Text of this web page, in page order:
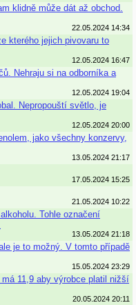
klidně může dát až obchod.
22.05.2024 14:34
kterého jejich pivovaru to
12.05.2024 16:47
Nehraju si na odborníka a
12.05.2024 19:04
Nepropouští světlo, je
12.05.2024 20:00
jako všechny konzervy,
13.05.2024 21:17
17.05.2024 15:25
21.05.2024 10:22
Tohle označení
13.05.2024 21:18
je to možný. V tomto případě
15.05.2024 23:29
11,9 aby výrobce platil nižší
20.05.2024 20:11